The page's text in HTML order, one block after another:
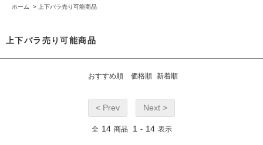
ホーム > 上下バラ売り可能商品
上下バラ売り可能商品
おすすめ順 価格順 新着順
< Prev Next >
全 14 商品 1 - 14 表示